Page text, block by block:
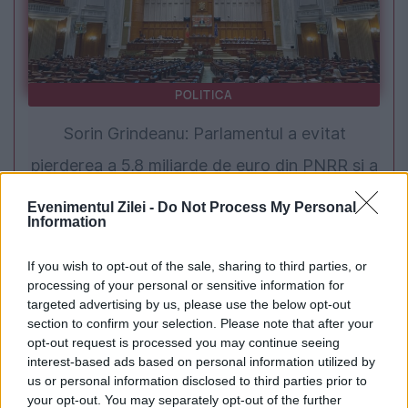
Evenimentul Zilei - Do Not Process My Personal
Information
If you wish to opt-out of the sale, sharing to third parties, or
processing of your personal or sensitive information for
targeted advertising by us, please use the below opt-out
section to confirm your selection. Please note that after your
opt-out request is processed you may continue seeing
interest-based ads based on personal information utilized by
us or personal information disclosed to third parties prior to
your opt-out. You may separately opt-out of the further
POLITICA
Sorin Grindeanu: Parlamentul a evitat
pierderea a 5,8 miliarde de euro din PNRR și a
deblocat 16,7 miliarde din SAFE